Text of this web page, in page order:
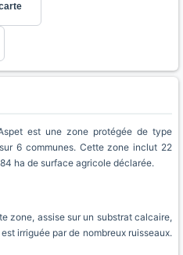
est une zone protégée de type
6 communes. Cette zone inclut 22
ha de surface agricole déclarée.
zone, assise sur un substrat calcaire,
irriguée par de nombreux ruisseaux.